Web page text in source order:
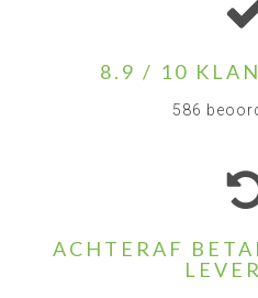
8.9 / 10
586
ACHTERAF